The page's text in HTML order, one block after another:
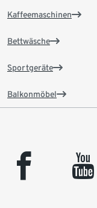
Kaffeemaschinen
Bettwäsche
Sportgeräte
Balkonmöbel
facebook youtube